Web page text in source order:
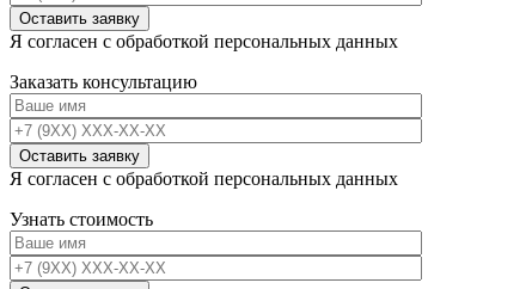
Я согласен с обработкой персональных данных
Заказать консультацию
Я согласен с обработкой персональных данных
Узнать стоимость